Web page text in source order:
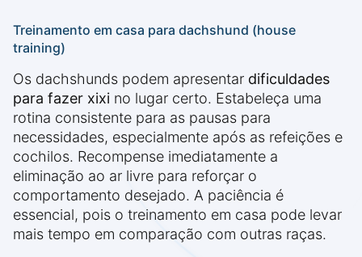
Treinamento em casa para dachshund (house
training)
Os dachshunds podem apresentar dificuldades
para fazer xixi no lugar certo. Estabeleça uma
rotina consistente para as pausas para
necessidades, especialmente após as refeições e
cochilos. Recompense imediatamente a
eliminação ao ar livre para reforçar o
comportamento desejado. A paciência é
essencial, pois o treinamento em casa pode levar
mais tempo em comparação com outras raças.